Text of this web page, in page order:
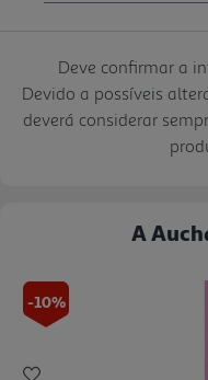
Deve confirmar a
Devido a possíveis
deverá considerar
A
-10%